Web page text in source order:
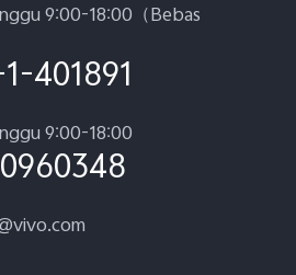
9:00-18:00（Bebas
401891
9:00-18:00